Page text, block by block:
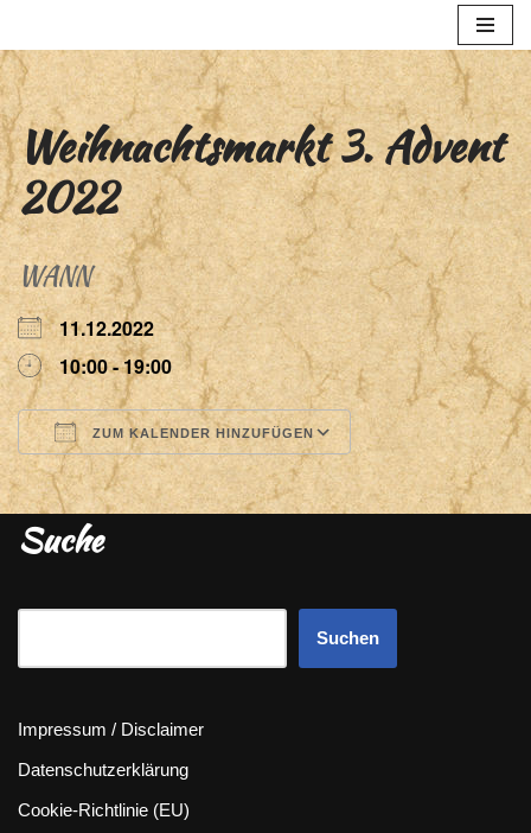
Zum
Inhalt
springen
Weihnachtsmarkt 3. Advent
2022
WANN
11.12.2022
10:00 - 19:00
ZUM KALENDER HINZUFÜGEN
ICS herunterladen Google Kalender
Suche
Suchen
Impressum / Disclaimer
Datenschutzerklärung
Cookie-Richtlinie (EU)